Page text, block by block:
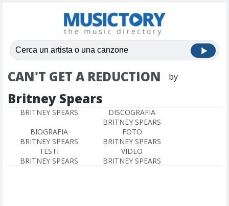
CAN'T GET A REDUCTION by
Britney Spears
BRITNEY SPEARS
DISCOGRAFIA
BRITNEY SPEARS
BIOGRAFIA
BRITNEY SPEARS
FOTO
BRITNEY SPEARS
TESTI
BRITNEY SPEARS
VIDEO
BRITNEY SPEARS